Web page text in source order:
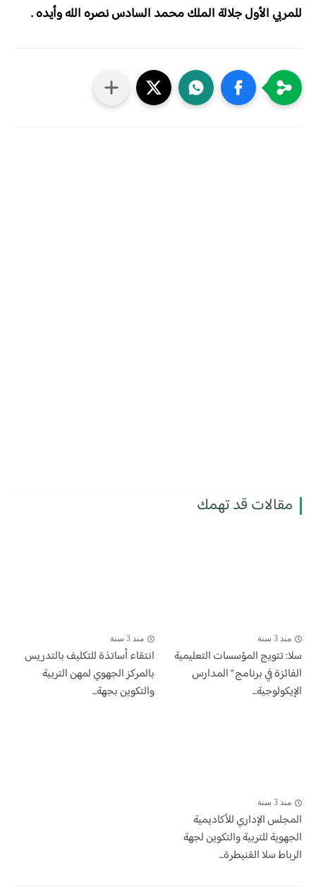
للمربي الأول جلالة الملك محمد السادس نصره الله وأيده .
مقالات قد تهمك
منذ 3 سنة
سلا: تتويج المؤسسات التعليمية
الفائزة في برنامج ” المدارس
الإيكولوجية...
منذ 3 سنة
انتقاء أساتذة للتكليف بالتدريس
بالمركز الجهوي لمهن التربية
والتكوين بجهة...
منذ 3 سنة
المجلس الإداري للأكاديمية
الجهوية للتربية والتكوين لجهة
الرباط سلا القنيطرة...